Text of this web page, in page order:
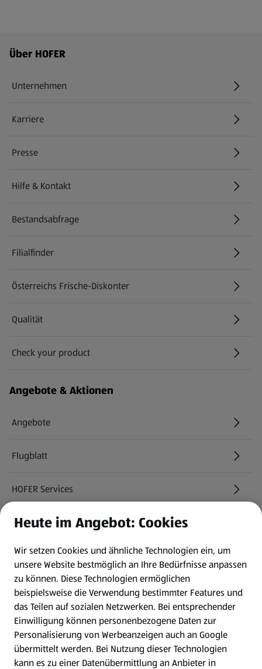
Fußzeilenmenü - weitere Links
Über HOFER
Unternehmen
Karriere
(öffnet in einem neuen Tab)
Presse
Hilfe & Kontakt
(öffnet in einem neuen Tab)
Bestandsabfrage
(öffnet in einem neuen Tab)
Filialfinder
Österreichs Frische-Diskonter
Qualität
Check your product
(öffnet in einem neuen Tab)
Angebote & Aktionen
Angebote
Flugblatt
HOFER Services
Newsletter
WhatsApp
Gewinnspiele
Mein HOFER. Meine Einkäufe.
Meine Meinung. Mein HOFER.
Heute im Angebot: Cookies
Wir setzen Cookies und ähnliche Technologien ein, um
unsere Website bestmöglich an Ihre Bedürfnisse anpassen
zu können. Diese Technologien ermöglichen
beispielsweise die Verwendung bestimmter Features und
das Teilen auf sozialen Netzwerken. Bei entsprechender
Einwilligung können personenbezogene Daten zur
Personalisierung von Werbeanzeigen auch an Google
übermittelt werden. Bei Nutzung dieser Technologien
kann es zu einer Datenübermittlung an Anbieter in